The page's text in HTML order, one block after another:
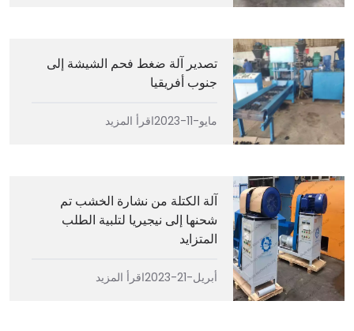
تصدير آلة ضغط فحم الشيشة إلى
جنوب أفريقيا
مايو-11-2023 اقرأ المزيد
آلة الكتلة من نشارة الخشب تم
شحنها إلى نيجيريا لتلبية الطلب
المتزايد
أبريل-21-2023 اقرأ المزيد